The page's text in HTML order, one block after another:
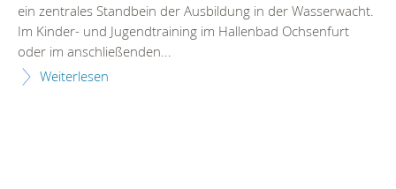
ein zentrales Standbein der Ausbildung in der Wasserwacht.
Im Kinder- und Jugendtraining im Hallenbad Ochsenfurt
oder im anschließenden...
Weiterlesen